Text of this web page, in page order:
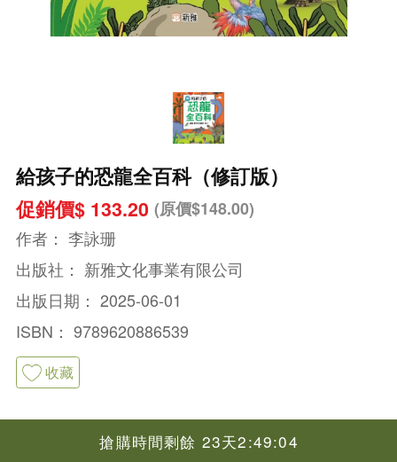
給孩子的恐龍全百科（修訂版）
促銷價$ 133.20 (原價$148.00)
作者： 李詠珊
出版社： 新雅文化事業有限公司
出版日期： 2025-06-01
ISBN： 9789620886539
收藏
搶購時間剩餘 23天2:49:04